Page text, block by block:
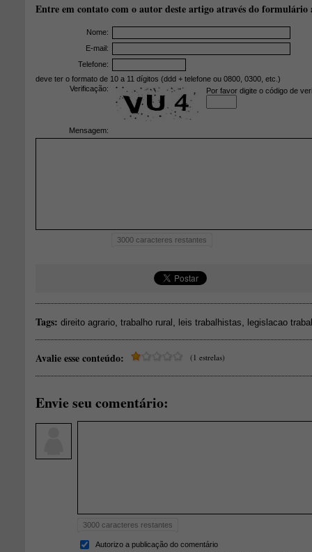
Entre em contato com o autor deste artigo através do formulário
Nome:
E-mail:
Telefone:
deve ter o formato de 10 a 11 dígitos (ddd + telefone ou 0800, 0300, etc.)
Verificação:
Por favor digite o código de
Mensagem:
3000 caracteres restantes
Tags: direito agrario trabalho rural leis trabalhistas legislacao
Avalie esse conteúdo: (1 estrelas)
Envie seu comentário:
3000 caracteres restantes
Autorizo a publicação do comentário